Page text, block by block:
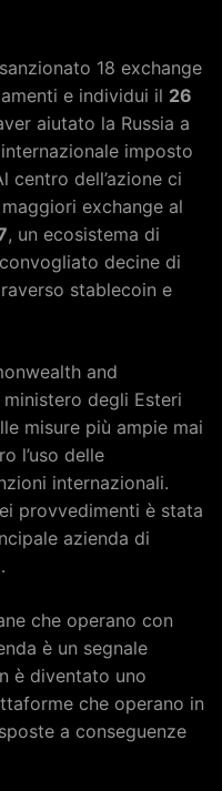
18 exchange
e individui il 26
aiutato la Russia a
imposto
centro dell’azione ci
exchange al
, un ecosistema di
decine di
stablecoin e
and
degli Esteri
misure più ampie mai
l’uso delle
internazionali.
provvedimenti è stata
azienda di
che operano con
è un segnale
è diventato uno
che operano in
a conseguenze